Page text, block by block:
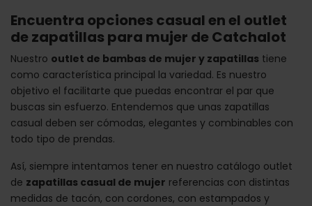
Encuentra opciones casual en el outlet
de zapatillas para mujer de Catchalot
Nuestro outlet de bambas de mujer y zapatillas tiene
como característica principal la variedad. Es nuestro
objetivo el facilitarte que puedas encontrar el par que
buscas sin esfuerzo. Entendemos que unas zapatillas
casual deben ser cómodas, elegantes y combinables con
todo tipo de prendas.
Así, siempre intentamos tener en nuestro catálogo outlet
de zapatillas casual de mujer referencias con distintas
medidas de tacón, con cordones, con estampados y